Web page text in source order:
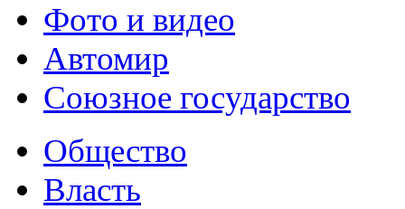
Фото и видео
Автомир
Союзное государство
Общество
Власть